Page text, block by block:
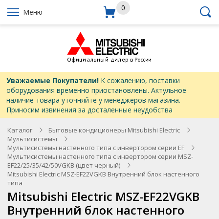
Меню 0
Уважаемые Покупатели!К сожалению, поставки
оборудования временно приостановлены. Актульное
наличие товара уточняйте у менеджеров магазина.
Приносим извинения за досталенные неудобства
Каталог
Бытовые кондиционеры Mitsubishi Electric
Мультисистемы
Мультисистемы настенного типа с инвертором серии EF
Мультисистемы настенного типа с инвертором серии MSZ-
EF22/25/35/42/50VGKB (цвет черный)
Mitsubishi Electric MSZ-EF22VGKB Внутренний блок настенного
типа
Mitsubishi Electric MSZ-EF22VGKB
Внутренний блок настенного